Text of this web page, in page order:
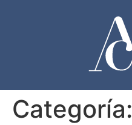
Categoría: